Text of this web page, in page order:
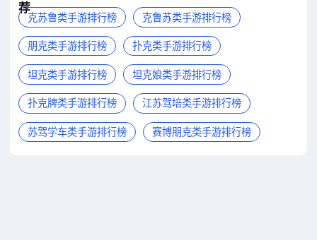
荐
克苏鲁类手游排行榜 克鲁苏类手游排行榜
朋克类手游排行榜 扑克类手游排行榜
坦克类手游排行榜 坦克娘类手游排行榜
扑克牌类手游排行榜 江苏驾培类手游排行榜
苏驾学车类手游排行榜 赛博朋克类手游排行榜